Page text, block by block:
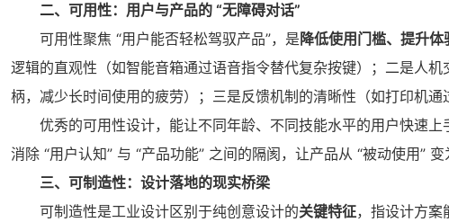
二、可用性：用户与产品的 “无障碍对话”
可用性聚焦 “用户能否轻松驾驭产品”，是 降低使用门槛、提升体
逻辑的直观性（如智能音箱通过语音指令替代复杂按键）；二是人
柄，减少长时间使用的疲劳）；三是反馈机制的清晰性（如打印机通
优秀的可用性设计，能让不同年龄、不同技能水平的用户快速
消除 “用户认知” 与 “产品功能” 之间的隔阂，让产品从 “被动使用” 变
三、可制造性：设计落地的现实桥梁
可制造性是工业设计区别于纯创意设计的关键特征，指设计方案